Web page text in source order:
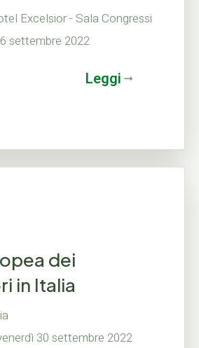
Excelsior - Sala Congressi
settembre 2022
Leggi
dei
in Italia
30 settembre 2022